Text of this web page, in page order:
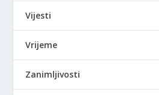
Vijesti
Vrijeme
Zanimljivosti